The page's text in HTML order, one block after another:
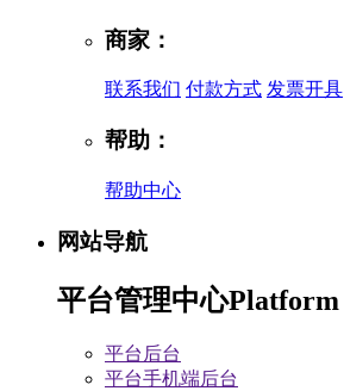
商家：
联系我们 付款方式 发票开具
帮助：
帮助中心
网站导航
平台管理中心Platform
平台后台
平台手机端后台